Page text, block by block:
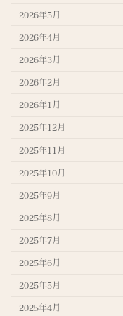
2026年5月
2026年4月
2026年3月
2026年2月
2026年1月
2025年12月
2025年11月
2025年10月
2025年9月
2025年8月
2025年7月
2025年6月
2025年5月
2025年4月